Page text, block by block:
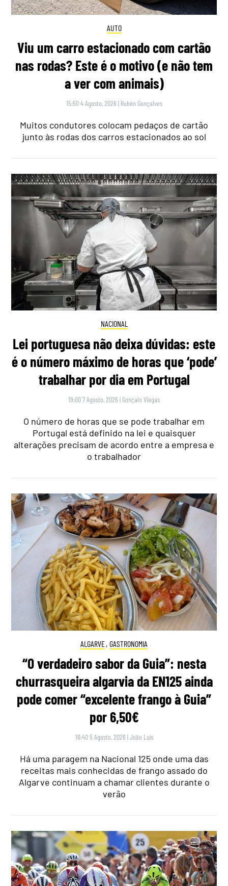
AUTO
Viu um carro estacionado com cartão
nas rodas? Este é o motivo (e não tem
a ver com animais)
15:50 4 Agosto, 2026 | Rubén Gonçalves
Muitos condutores colocam pedaços de cartão
junto às rodas dos carros estacionados ao sol
NACIONAL
Lei portuguesa não deixa dúvidas: este
é o número máximo de horas que ‘pode’
trabalhar por dia em Portugal
19:00 7 Agosto, 2026 | Gonçalo Viegas
O número de horas que se pode trabalhar em
Portugal está definido na lei e quaisquer
alterações precisam de acordo entre a empresa e
o trabalhador
ALGARVE, GASTRONOMIA
“O verdadeiro sabor da Guia”: nesta
churrasqueira algarvia da EN125 ainda
pode comer “excelente frango à Guia”
por 6,50€
16:40 5 Agosto, 2026 |João Luís
Há uma paragem na Nacional 125 onde uma das
receitas mais conhecidas de frango assado do
Algarve continuam a chamar clientes durante o
verão